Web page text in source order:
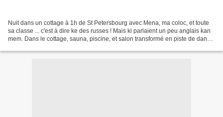
Nuit dans un cottage à 1h de St Petersbourg avec Mena, ma coloc, et toute
sa classe ... c'est à dire ke des russes ! Mais ki parlaient un peu anglais kan
mem. Dans le cottage, sauna, piscine, et salon transformé en piste de danse,